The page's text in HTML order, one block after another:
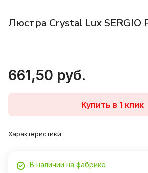
Люстра Crystal Lux SERGIO
661,50 руб.
Купить в 1 клик
Характеристики
В наличии на фабрике